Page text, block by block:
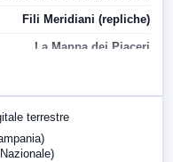
Fili Meridiani (repliche)
La Mappa dei Piaceri
terrestre